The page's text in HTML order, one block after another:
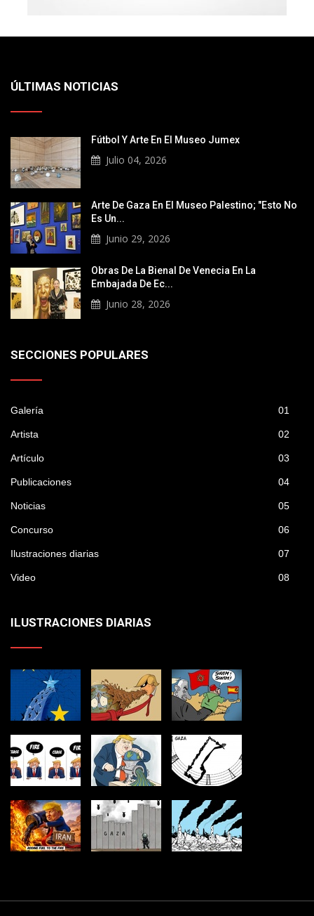
ÚLTIMAS NOTICIAS
Fútbol Y Arte En El Museo Jumex
Julio 04, 2026
Arte De Gaza En El Museo Palestino; "Esto No
Es Un...
Junio 29, 2026
Obras De La Bienal De Venecia En La
Embajada De Ec...
Junio 28, 2026
SECCIONES POPULARES
Galería 01
Artista 02
Artículo 03
Publicaciones 04
Noticias 05
Concurso 06
Ilustraciones diarias 07
Video 08
ILUSTRACIONES DIARIAS